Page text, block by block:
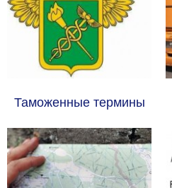
Таможенные термины